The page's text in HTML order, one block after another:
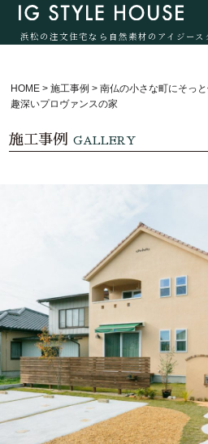
浜松の注文住宅なら自然素材のアイジース
HOME >施工事例 >南仏の小さな町にそっ
趣深いプロヴァンスの家
施工事例 GALLERY